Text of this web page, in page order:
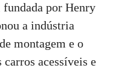
por Henry
a indústria
montagem e o
acessíveis e